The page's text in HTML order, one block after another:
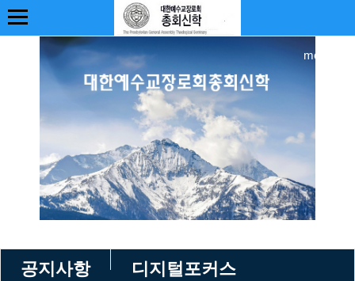
공지사항 디지털포커스
more +